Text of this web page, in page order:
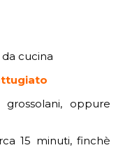
cucina
oppure
15 minuti, finchè